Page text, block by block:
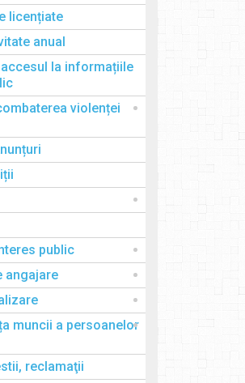
licențiate
anual
la informațiile
violenței
public
angajare
muncii a persoanelor
reclamaţii